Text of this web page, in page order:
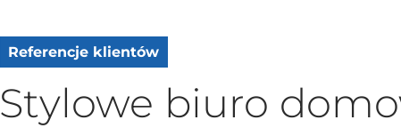
Referencje klientów
Stylowe biuro